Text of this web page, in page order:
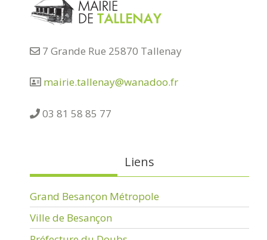
7 Grande Rue 25870 Tallenay
mairie.tallenay@wanadoo.fr
03 81 58 85 77
Liens
Grand Besançon Métropole
Ville de Besançon